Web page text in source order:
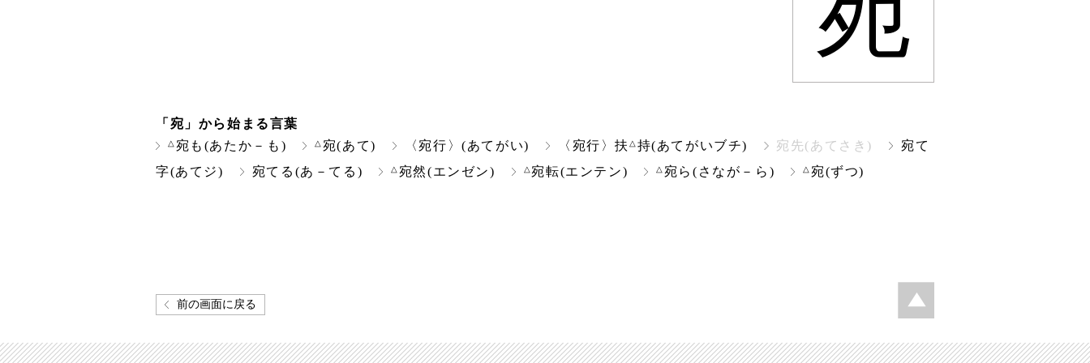
「宛」から始まる言葉
△ 宛も(あたか－も) △ 宛(あて) 〈宛行〉(あてがい) 〈宛行〉扶 △ 持(あてがいブチ) 宛先(あてさき)
宛て
字(あてジ)
宛てる(あ－てる) △ 宛然(エンゼン) △ 宛転(エンテン) △ 宛ら(さなが－ら) △ 宛(ずつ)
前の画面に戻る